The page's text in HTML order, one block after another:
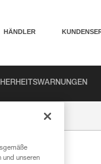
HÄNDLER
und unseren